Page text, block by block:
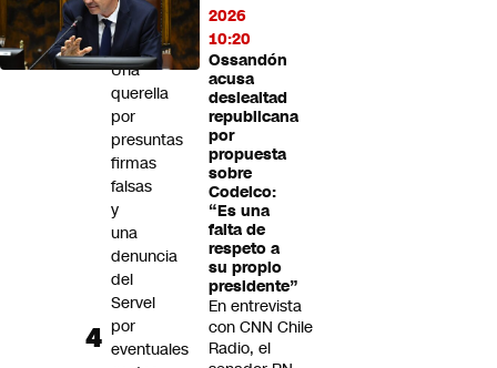
2026
10:20
Ossandón
acusa
deslealtad
republicana
por
propuesta
sobre
Codelco:
“Es una
falta de
respeto a
su propio
presidente”
En entrevista
con CNN Chile
Radio, el
velocidad
vehicular
Una
querella
por
presuntas
firmas
falsas
y
una
denuncia
del
Servel
por
eventuales